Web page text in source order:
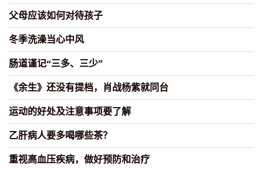
父母应该如何对待孩子
冬季洗澡当心中风
肠道谨记“三多、三少”
《余生》还没有提档，肖战杨紫就同台
运动的好处及注意事项要了解
乙肝病人要多喝哪些茶？
重视高血压疾病，做好预防和治疗